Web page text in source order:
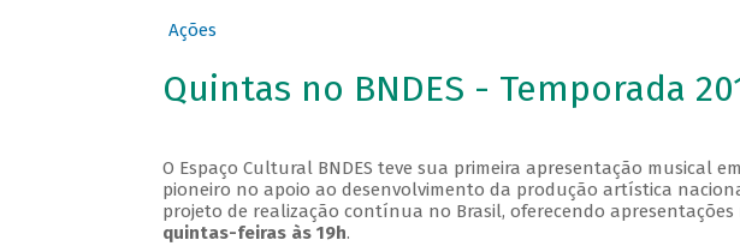
Ações
Quintas no BNDES - Temporada
O Espaço Cultural BNDES teve sua primeira apresentação musical
pioneiro no apoio ao desenvolvimento da produção artística
projeto de realização contínua no Brasil, oferecendo apresentações
quintas-feiras às 19h.